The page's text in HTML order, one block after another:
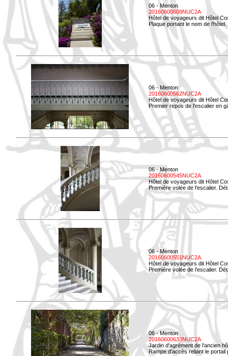
06 - Menton
20160600609NUC2A
Hôtel de voyageurs dit Hôtel
Plaque portant le nom de l'hôtel.
06 - Menton
20160600562NUC2A
Hôtel de voyageurs dit Hôtel
Premier repos de l'escalier en
06 - Menton
20160600545NUC2A
Hôtel de voyageurs dit Hôtel
Première volée de l'escalier.
06 - Menton
20160600551NUC2A
Hôtel de voyageurs dit Hôtel
Première volée de l'escalier.
06 - Menton
20160600633NUC2A
Jardin d'agrément de l'ancien
Rampe d'accès reliant le portail